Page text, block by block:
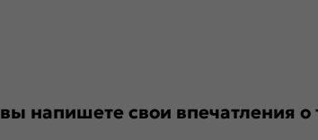
напишете свои впечатления о